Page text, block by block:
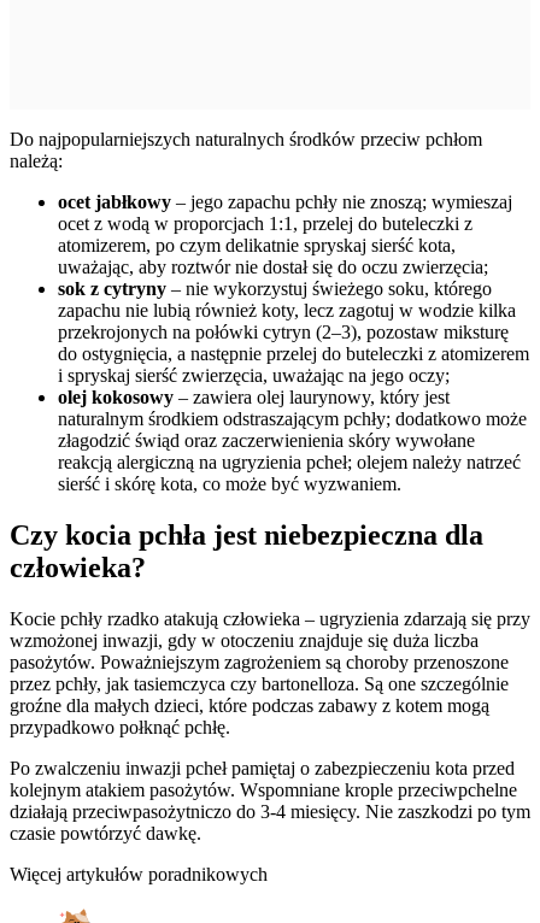
Do najpopularniejszych naturalnych środków przeciw pchłom
należą:
ocet jabłkowy – jego zapachu pchły nie znoszą; wymieszaj
ocet z wodą w proporcjach 1:1, przelej do buteleczki z
atomizerem, po czym delikatnie spryskaj sierść kota,
uważając, aby roztwór nie dostał się do oczu zwierzęcia;
sok z cytryny – nie wykorzystuj świeżego soku, którego
zapachu nie lubią również koty, lecz zagotuj w wodzie kilka
przekrojonych na połówki cytryn (2–3), pozostaw miksturę
do ostygnięcia, a następnie przelej do buteleczki z atomizerem
i spryskaj sierść zwierzęcia, uważając na jego oczy;
olej kokosowy – zawiera olej laurynowy, który jest
naturalnym środkiem odstraszającym pchły; dodatkowo może
złagodzić świąd oraz zaczerwienienia skóry wywołane
reakcją alergiczną na ugryzienia pcheł; olejem należy natrzeć
sierść i skórę kota, co może być wyzwaniem.
Czy kocia pchła jest niebezpieczna dla
człowieka?
Kocie pchły rzadko atakują człowieka – ugryzienia zdarzają się przy
wzmożonej inwazji, gdy w otoczeniu znajduje się duża liczba
pasożytów. Poważniejszym zagrożeniem są choroby przenoszone
przez pchły, jak tasiemczyca czy bartonelloza. Są one szczególnie
groźne dla małych dzieci, które podczas zabawy z kotem mogą
przypadkowo połknąć pchłę.
Po zwalczeniu inwazji pcheł pamiętaj o zabezpieczeniu kota przed
kolejnym atakiem pasożytów. Wspomniane krople przeciwpchelne
działają przeciwpasożytniczo do 3-4 miesięcy. Nie zaszkodzi po tym
czasie powtórzyć dawkę.
Więcej artykułów poradnikowych